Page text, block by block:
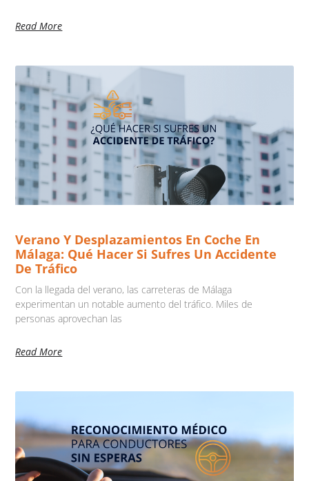
Read More
Verano Y Desplazamientos En Coche En
Málaga: Qué Hacer Si Sufres Un Accidente
De Tráfico
Con la llegada del verano, las carreteras de Málaga
experimentan un notable aumento del tráfico. Miles de
personas aprovechan las
Read More